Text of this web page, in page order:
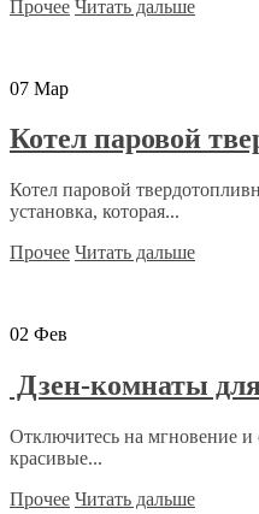
Прочее Читать дальше
07 Мар
Котел паровой
Котел паровой
установка, которая...
Прочее Читать дальше
02 Фев
Дзен-комнаты
Отключитесь на мгновение и
красивые...
Прочее Читать дальше